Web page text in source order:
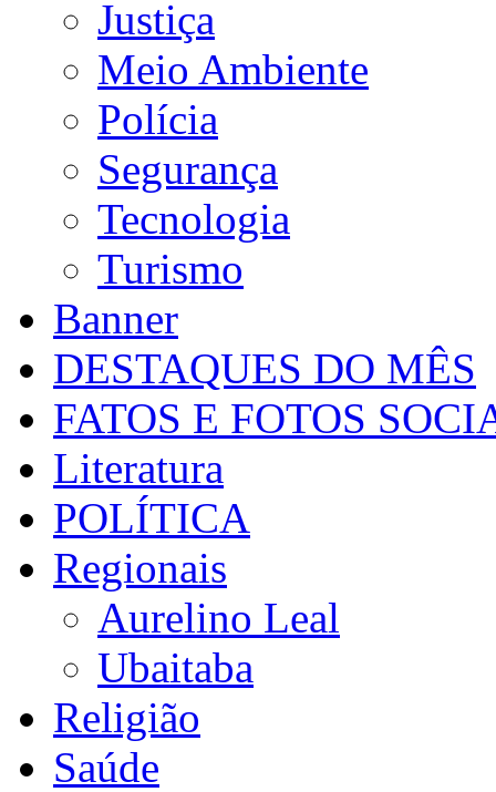
Justiça
Meio Ambiente
Polícia
Segurança
Tecnologia
Turismo
Banner
DESTAQUES DO MÊS
FATOS E FOTOS
Literatura
POLÍTICA
Regionais
Aurelino Leal
Ubaitaba
Religião
Saúde